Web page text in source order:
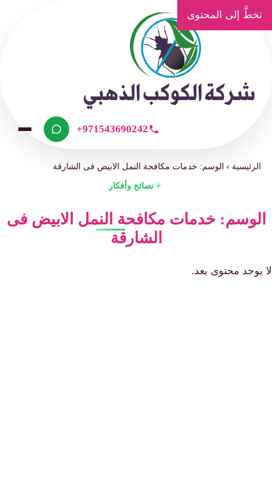
تخطَّ إلى المحتوى
+971543690242
الرئيسية ›الوسم: خدمات مكافحة النمل الابيض فى الشارقة
نصائح وأفكار
الوسم: خدمات مكافحة النمل الابيض فى
الشارقة
لا يوجد محتوى بعد.